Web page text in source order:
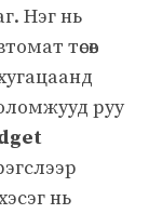
Нэг нь
төсөв
хугацаанд
руу
нь